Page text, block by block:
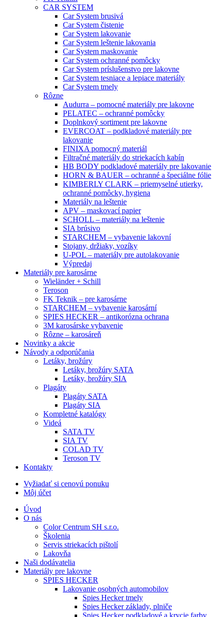
CAR SYSTEM
Car System brusivá
Car System čistenie
Car System lakovanie
Car System leštenie lakovania
Car System maskovanie
Car System ochranné pomôcky
Car System príslušenstvo pre lakovne
Car System tesniace a lepiace materiály
Car System tmely
Rôzne
Audurra – pomocné materiály pre lakovne
PELATEC – ochranné pomôcky
Doplnkový sortiment pre lakovne
EVERCOAT – podkladové materiály pre
lakovanie
FINIXA pomocný materiál
Filtračné materiály do striekacích kabín
HB BODY podkladové materiály pre lakovanie
HORN & BAUER – ochranné a špeciálne fólie
KIMBERLY CLARK – priemyselné utierky,
ochranné pomôcky, hygiena
Materiály na leštenie
APV – maskovací papier
SCHOLL – materiály na leštenie
SIA brúsivo
STARCHEM – vybavenie lakovní
Stojany, držiaky, vozíky
U-POL – materiály pre autolakovanie
Výpredaj
Materiály pre karosárne
Wieländer + Schill
Teroson
FK Teknik – pre karosárne
STARCHEM – vybavenie karosární
SPIES HECKER – antikorózna ochrana
3M karosárske vybavenie
Rôzne – karosáreň
Novinky a akcie
Návody a odporúčania
Letáky, brožúry
Letáky, brožúry SATA
Letáky, brožúry SIA
Plagáty
Plagáty SATA
Plagáty SIA
Kompletné katalógy
Videá
SATA TV
SIA TV
COLAD TV
Teroson TV
Kontakty
Vyžiadať si cenovú ponuku
Môj účet
Úvod
O nás
Color Centrum SH s.r.o.
Školenia
Servis striekacích pištolí
Lakovňa
Naši dodávatelia
Materiály pre lakovne
SPIES HECKER
Lakovanie osobných automobilov
Spies Hecker tmely
Spies Hecker základy, plniče
Spies Hecker podkladové a krycie farby